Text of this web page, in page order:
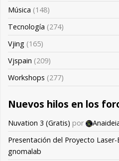
Música (148)
Tecnología (274)
Vjing (165)
Vjspain (209)
Workshops (277)
Nuevos hilos en los
Nuvation 3 (Gratis) por
Presentación del Proyecto
gnomalab